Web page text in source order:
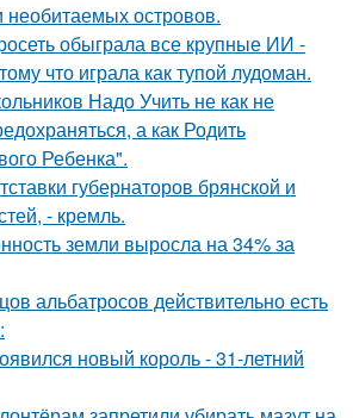
необитаемых островов.
обыграла все крупные ИИ -
что играла как тупой лудоман.
Надо Учить не как не
а как Родить
Ребенка".
губернаторов брянской и
- кремль.
земли выросла на 34% за
альбатросов действительно есть
новый король - 31-летний